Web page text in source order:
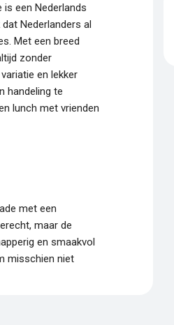
is een Nederlands
Nederlanders al
Met een breed
zonder
en lekker
handeling te
lunch met vrienden
met een
maar de
en smaakvol
misschien niet